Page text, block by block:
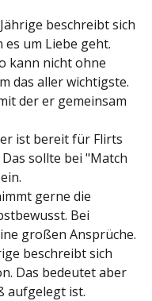
beschreibt sich
um Liebe geht.
kann nicht ohne
das aller wichtigste.
der er gemeinsam
ist bereit für Flirts
sollte bei "Match
gerne die
Bei
großen Ansprüche.
beschreibt sich
Das bedeutet aber
aufgelegt ist.